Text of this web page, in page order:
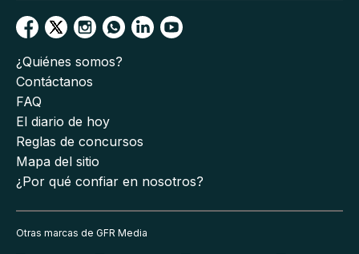
¿Quiénes somos?
Contáctanos
FAQ
El diario de hoy
Reglas de concursos
Mapa del sitio
¿Por qué confiar en nosotros?
Otras marcas de GFR Media